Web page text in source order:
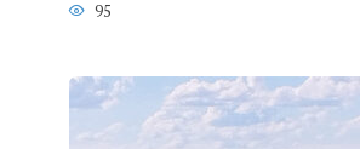
95